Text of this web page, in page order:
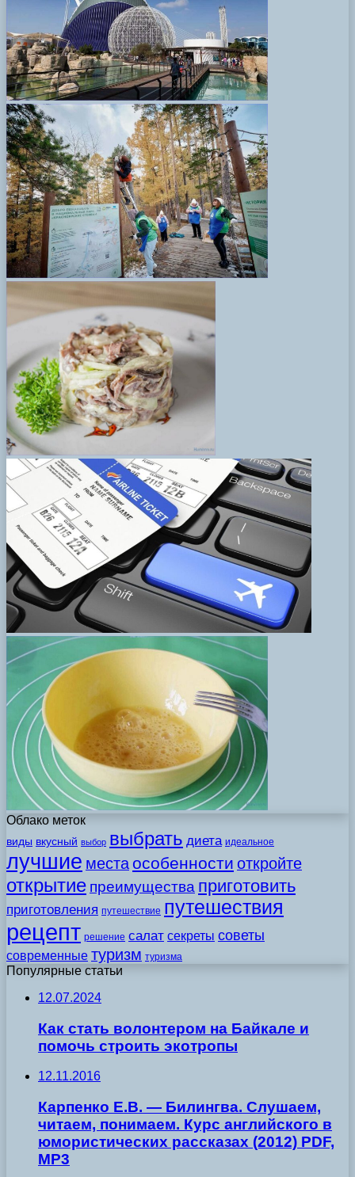
Облако меток
виды вкусный выбор выбрать диета идеальное
лучшие места особенности откройте
открытие преимущества приготовить
приготовления путешествие путешествия
рецепт решение салат секреты советы
современные туризм туризма
Популярные статьи
12.07.2024
Как стать волонтером на Байкале и
помочь строить экотропы
12.11.2016
Карпенко Е.В. — Билингва. Слушаем,
читаем, понимаем. Курс английского в
юмористических рассказах (2012) PDF,
MP3